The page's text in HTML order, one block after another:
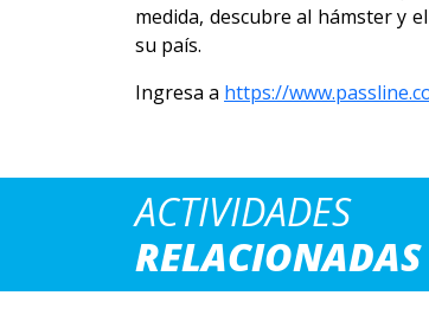
medida, descubre al hámster y
su país.
Ingresa a https://
ACTIVIDADES
RELACIONADAS